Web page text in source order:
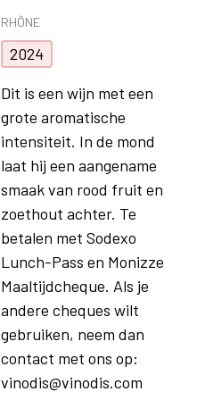
RHÔNE
2024
Dit is een wijn met een
grote aromatische
intensiteit. In de mond
laat hij een aangename
smaak van rood fruit en
zoethout achter. Te
betalen met Sodexo
Lunch-Pass en Monizze
Maaltijdcheque. Als je
andere cheques wilt
gebruiken, neem dan
contact met ons op:
vinodis@vinodis.com